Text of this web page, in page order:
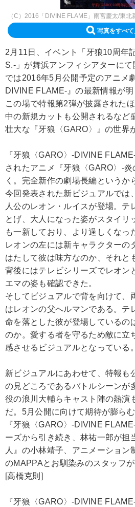
（C）2016「DIVINE FLAME」雨宮慶太/東北
写真をすべて
2月11日、イベント「牙狼10周年
S.-」が舞浜アンフィシアターにて
では2016年5月公開予定のアニメ
DIVINE FLAME-』の最新情報が明
この場で特報第2弾が披露された
中の新規カットも公開されるなど
壮大な『牙狼〈GARO〉』の世界
『牙狼〈GARO〉-DIVINE
されたアニメ『牙狼〈GARO〉-
く。完全新作の劇場長編というか
今回発表された新ビジュアルでは
人公のレオン・ルイスが登場。テ
とげ、大人になった姿がスタイリ
も一新しており、より逞しくなっ
レオンの左には新キャラクターの
はたして彼は味方なのか、それと
背後にはテレビシリーズでレオン
エマの姿も確認できた。
そしてビジュアルで背を向けて、
はレオンの父へルマンである。テ
命を落とした彼が登場しているの
のか。愛する者を守るため敵に立
感させるビジュアルとなっている。
新ビジュアルにあわせて、特報も
の見どころであるバトルシーンが
役の浪川大輔らキャスト陣の熱演
だ。5月公開に向けて期待が膨ら
『牙狼〈GARO〉-DIVINE
ーズから引き続き、林祐一郎が担
人』の小林靖子、アニメーション
のMAPPAとお馴染みのスタッフが
[高橋克則]
『牙狼〈GARO〉-DIVINE FLAME-